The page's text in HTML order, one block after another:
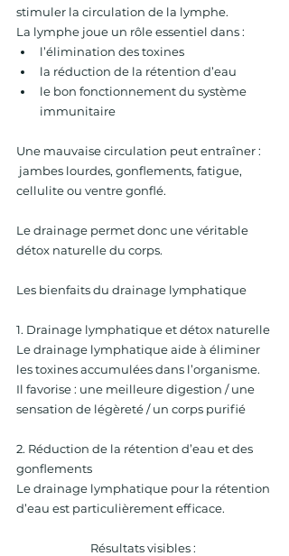
stimuler la circulation de la lymphe.
La lymphe joue un rôle essentiel dans :
l’élimination des toxines
la réduction de la rétention d’eau
le bon fonctionnement du système
immunitaire
Une mauvaise circulation peut entraîner :
cellulite ou ventre gonflé.
Le drainage permet donc une véritable
détox naturelle du corps.
Les bienfaits du drainage lymphatique
1. Drainage lymphatique et détox naturelle
Le drainage lymphatique aide à éliminer
les toxines accumulées dans l’organisme.
Il favorise : une meilleure digestion / une
sensation de légèreté / un corps purifié
2. Réduction de la rétention d’eau et des
gonflements
Le drainage lymphatique pour la rétention
d’eau est particulièrement efficace.
Résultats visibles :